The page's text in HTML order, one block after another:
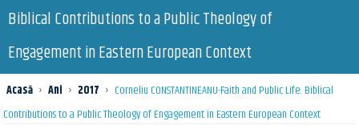
Biblical Contributions to a Public Theology of
Engagement in Eastern European Context
Acasă › Ani › 2017 › Corneliu CONSTANTINEANU-Faith and Public Life: Biblical
Contributions to a Public Theology of Engagement in Eastern European Context